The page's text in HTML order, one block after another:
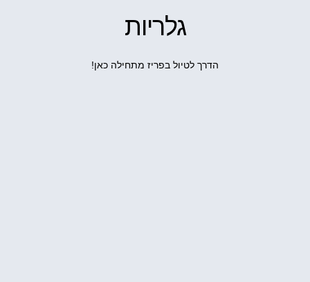
גלריות
הדרך לטיול בפריז מתחילה כאן!